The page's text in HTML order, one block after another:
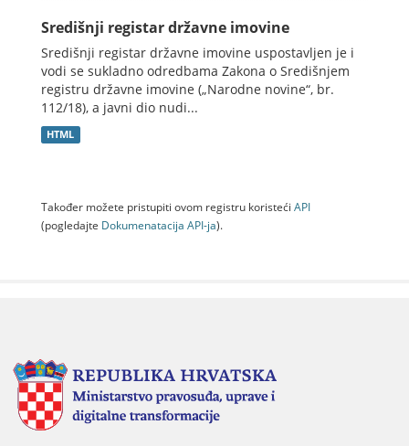
Središnji registar državne imovine
Središnji registar državne imovine uspostavljen je i
vodi se sukladno odredbama Zakona o Središnjem
registru državne imovine („Narodne novine“, br.
112/18), a javni dio nudi...
HTML
Također možete pristupiti ovom registru koristeći API
(pogledajte Dokumenаtаcijа API-jа).